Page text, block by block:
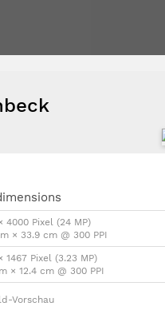
4000 Pixel (24 MP)
× 33.9 cm @ 300 PPI
1467 Pixel (3.23 MP)
× 12.4 cm @ 300 PPI
Vorschau